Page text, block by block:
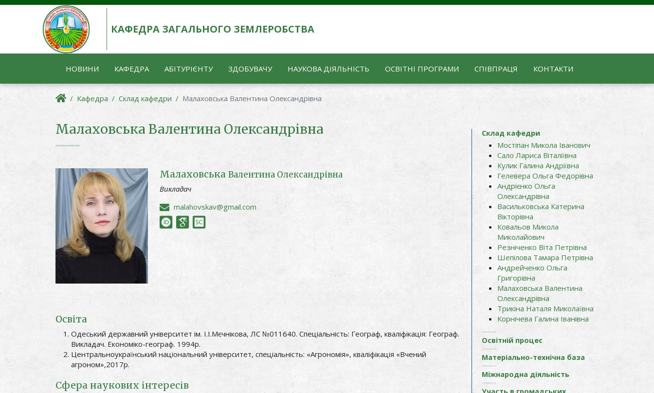
КАФЕДРА ЗАГАЛЬНОГО ЗЕМЛЕРОБСТВА
НОВИНИ КАФЕДРА АБІТУРІЄНТУ ЗДОБУВАЧУ НАУКОВА ДІЯЛЬНІСТЬ ОСВІТНІ ПРОГРАМИ СПІВПРАЦЯ КОНТАКТИ
Кафедра Склад кафедри Малаховська Валентина Олександрівна
Малаховська Валентина Олександрівна
Малаховська Валентина Олександрівна
Викладач
malahovskav@gmail.com
Освіта
Одеський державний університет ім. І.І.Мєчнікова, ЛС №011640. Спеціальність: Географ, кваліфікація: Географ.
Викладач. Економіко-географ. 1994р.
Центральноукраїнський національний університет, спеціальність: «Агрономія», кваліфікація «Вчений
агроном»,2017р.
Сфера наукових інтересів
Склад кафедри
Мостіпан Микола Іванович
Сало Лариса Віталіївна
Кулик Галина Андріївна
Гелевера Ольга Федорівна
Андрієнко Ольга
Олександрівна
Васильковська Катерина
Вікторівна
Ковальов Микола
Миколайович
Резніченко Віта Петрівна
Шепілова Тамара Петрівна
Андрейченко Ольга
Григорівна
Малаховська Валентина
Олександрівна
Трикіна Наталя Миколаївна
Корнічева Галина Іванівна
Освітній процес
Матеріально-технічна база
Міжнародна діяльність